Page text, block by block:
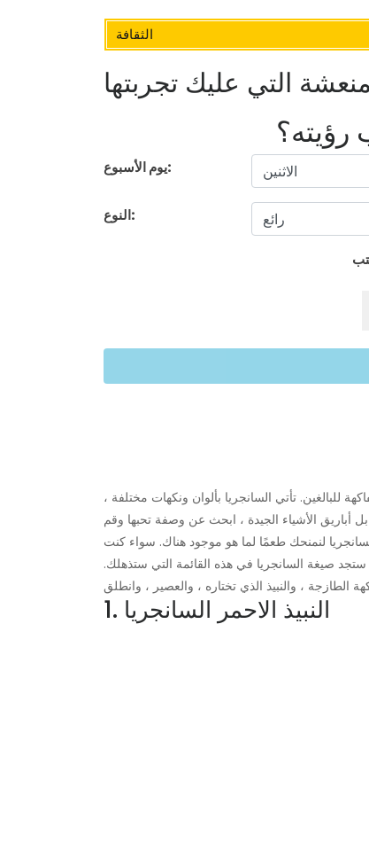
الثقافة
التي عليك تجربتها
رؤيته؟
يوم الأسبوع:
النوع:
تأتي السانجريا بألوان ونكهات مختلفة ،
أباريق الأشياء الجيدة ، ابحث عن وصفة تحبها وقم
لنمنحك طعمًا لما هو موجود هناك. سواء كنت
ستجد صيغة السانجريا في هذه القائمة التي ستذهلك.
1. النبيذ الاحمر السانجريا